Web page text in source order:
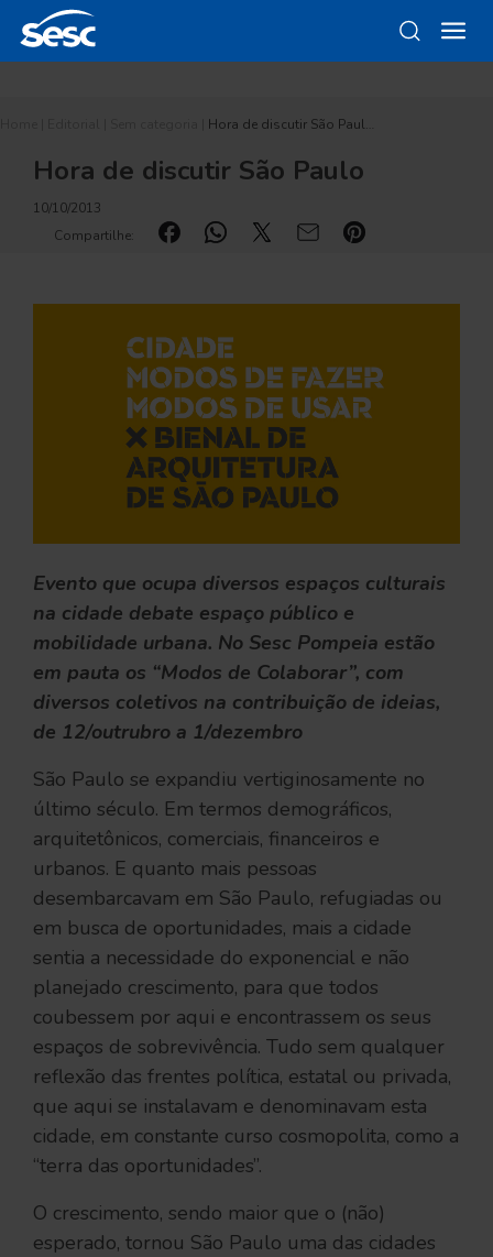
Hora de discutir São Paul…
Hora de discutir São Paulo
10/10/2013
Compartilhe:
Evento que ocupa diversos espaços culturais
na cidade debate espaço público e
mobilidade urbana. No Sesc Pompeia estão
em pauta os “Modos de Colaborar”, com
diversos coletivos na contribuição de ideias,
de 12/outrubro a 1/dezembro
São Paulo se expandiu vertiginosamente no
último século. Em termos demográficos,
arquitetônicos, comerciais, financeiros e
urbanos. E quanto mais pessoas
desembarcavam em São Paulo, refugiadas ou
em busca de oportunidades, mais a cidade
sentia a necessidade do exponencial e não
planejado crescimento, para que todos
coubessem por aqui e encontrassem os seus
espaços de sobrevivência. Tudo sem qualquer
reflexão das frentes política, estatal ou privada,
que aqui se instalavam e denominavam esta
cidade, em constante curso cosmopolita, como a
“terra das oportunidades”.
O crescimento, sendo maior que o (não)
esperado, tornou São Paulo uma das cidades